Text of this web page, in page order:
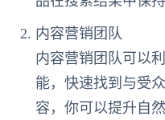
内容营销团队
内容营销团队可以
能，快速找到与受
容，你可以提升自